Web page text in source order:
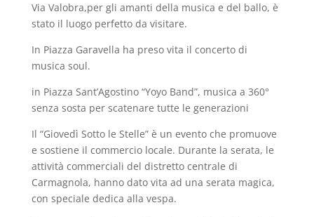
Via Valobra,per gli amanti della musica e del ballo, è
stato il luogo perfetto da visitare.
In Piazza Garavella ha preso vita il concerto di
musica soul.
in Piazza Sant’Agostino “Yoyo Band”, musica a 360°
senza sosta per scatenare tutte le generazioni
Il “Giovedì Sotto le Stelle” è un evento che promuove
e sostiene il commercio locale. Durante la serata, le
attività commerciali del distretto centrale di
Carmagnola, hanno dato vita ad una serata magica,
con speciale dedica alla vespa.